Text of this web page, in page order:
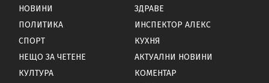
НОВИНИ
ПОЛИТИКА
СПОРТ
НЕЩО ЗА ЧЕТЕНЕ
КУЛТУРА
ЗДРАВЕ
ИНСПЕКТОР АЛЕКС
КУХНЯ
АКТУАЛНИ НОВИНИ
КОМЕНТАР